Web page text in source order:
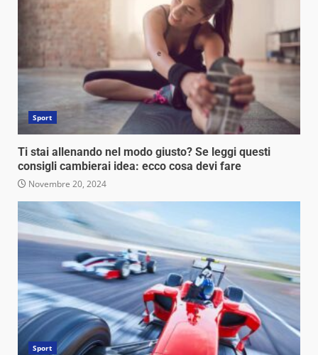
Sport
Ti stai allenando nel modo giusto? Se leggi questi
consigli cambierai idea: ecco cosa devi fare
Novembre 20, 2024
Sport